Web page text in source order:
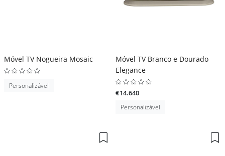
Móvel TV Nogueira Mosaic
Personalizável
Móvel TV Branco e Dourado
Elegance
€14.640
Personalizável